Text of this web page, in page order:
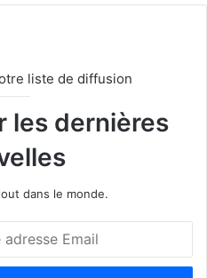
liste de diffusion
les dernières
dans le monde.